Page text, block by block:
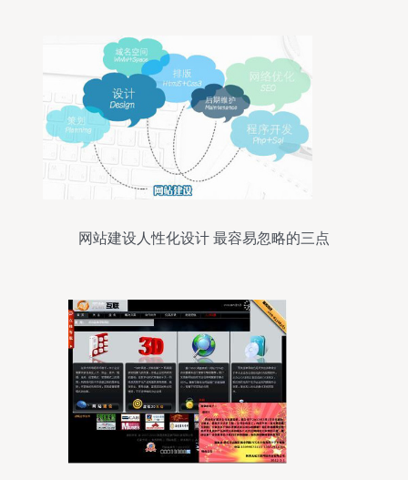
网站建设人性化设计 最容易忽略的三点